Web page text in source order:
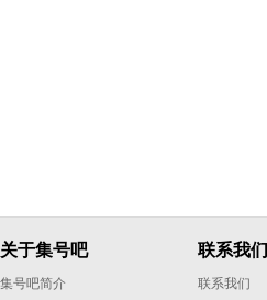
关于集号吧
集号吧简介
联系我们
联系我们